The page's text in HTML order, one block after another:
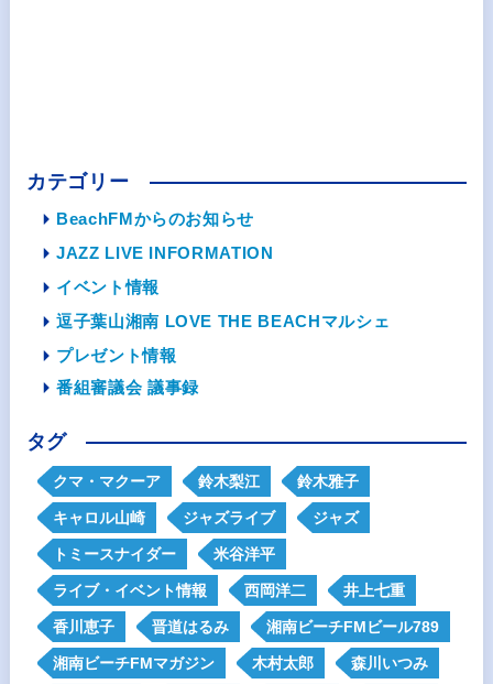
カテゴリー
BeachFMからのお知らせ
JAZZ LIVE INFORMATION
イベント情報
逗子葉山湘南 LOVE THE BEACHマルシェ
プレゼント情報
番組審議会 議事録
タグ
クマ・マクーア 鈴木梨江 鈴木雅子
キャロル山崎 ジャズライブ ジャズ
トミースナイダー 米谷洋平
ライブ・イベント情報 西岡洋二 井上七重
香川恵子 晋道はるみ 湘南ビーチFMビール789
湘南ビーチFMマガジン 木村太郎 森川いつみ